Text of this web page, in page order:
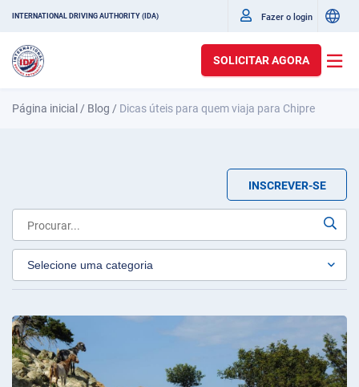
INTERNATIONAL DRIVING AUTHORITY (IDA) Fazer o login
SOLICITAR AGORA
Página inicial / Blog / Dicas úteis para quem viaja para Chipre
INSCREVER-SE